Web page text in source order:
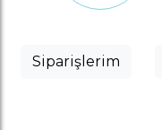
Siparişlerim